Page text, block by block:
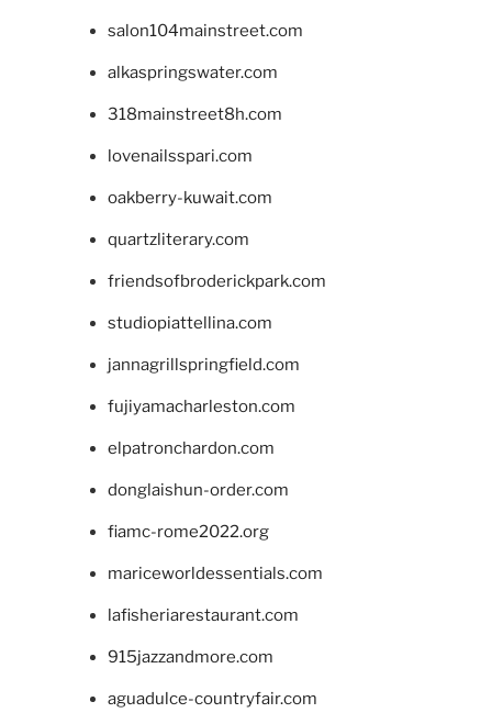
salon104mainstreet.com
alkaspringswater.com
318mainstreet8h.com
lovenailsspari.com
oakberry-kuwait.com
quartzliterary.com
friendsofbroderickpark.com
studiopiattellina.com
jannagrillspringfield.com
fujiyamacharleston.com
elpatronchardon.com
donglaishun-order.com
fiamc-rome2022.org
mariceworldessentials.com
lafisheriarestaurant.com
915jazzandmore.com
aguadulce-countryfair.com